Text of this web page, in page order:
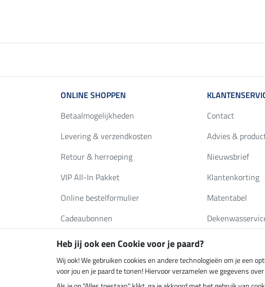
ONLINE SHOPPEN
Betaalmogelijkheden
Levering & verzendkosten
Retour & herroeping
VIP All-In Pakket
Online bestelformulier
Cadeaubonnen
FAQ
Contact
Advies &
Nieuwsbrief
Klantenkorting
Matentabel
Heb jij ook een Cookie voor je paard?
Wij ook! We gebruiken cookies en andere technologieën om je een
voor jou en je paard te tonen! Hiervoor verzamelen we gegevens